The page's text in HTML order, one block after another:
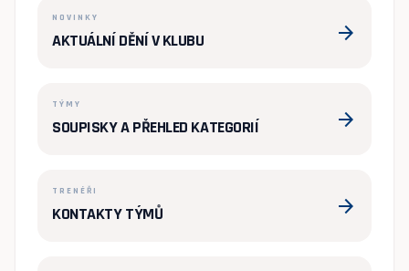
NOVINKY
AKTUÁLNÍ DĚNÍ V KLUBU arrow_forward
TÝMY
SOUPISKY A PŘEHLED KATEGORIÍ arrow_forward
TRENÉŘI
KONTAKTY TÝMŮ arrow_forward